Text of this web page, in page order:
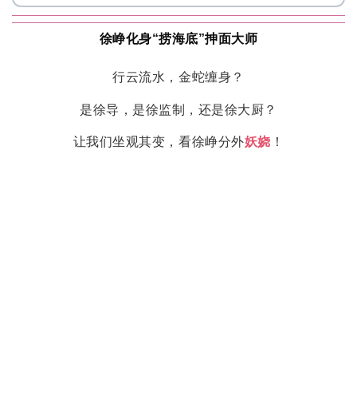
徐峥化身“捞海底”抻面大师
行云流水，金蛇缠身？
是徐导，是徐监制，还是徐大厨？
让我们坐观其变，看徐峥分外妖娆 ！